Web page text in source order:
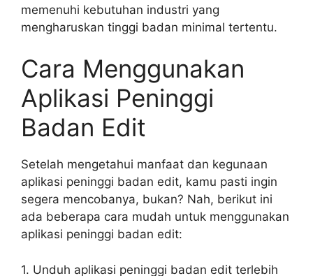
memenuhi kebutuhan industri yang
mengharuskan tinggi badan minimal tertentu.
Cara Menggunakan
Aplikasi Peninggi
Badan Edit
Setelah mengetahui manfaat dan kegunaan
aplikasi peninggi badan edit, kamu pasti ingin
segera mencobanya, bukan? Nah, berikut ini
ada beberapa cara mudah untuk menggunakan
aplikasi peninggi badan edit:
1. Unduh aplikasi peninggi badan edit terlebih